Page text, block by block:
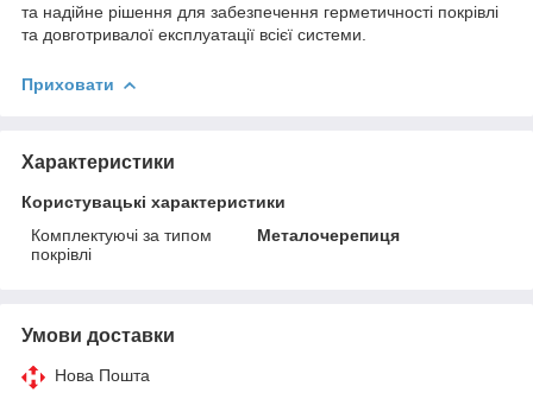
та надійне рішення для забезпечення герметичності покрівлі
та довготривалої експлуатації всієї системи.
Приховати
Характеристики
Користувацькі характеристики
Комплектуючі за типом
покрівлі
Металочерепиця
Умови доставки
Нова Пошта